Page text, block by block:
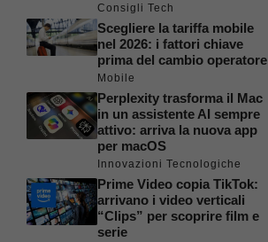
Consigli Tech
Scegliere la tariffa mobile
nel 2026: i fattori chiave
prima del cambio operatore
Mobile
Perplexity trasforma il Mac
in un assistente AI sempre
attivo: arriva la nuova app
per macOS
Innovazioni Tecnologiche
Prime Video copia TikTok:
arrivano i video verticali
“Clips” per scoprire film e
serie